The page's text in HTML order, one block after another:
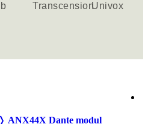
TranscensionUnivox
ANX44X Dante modul